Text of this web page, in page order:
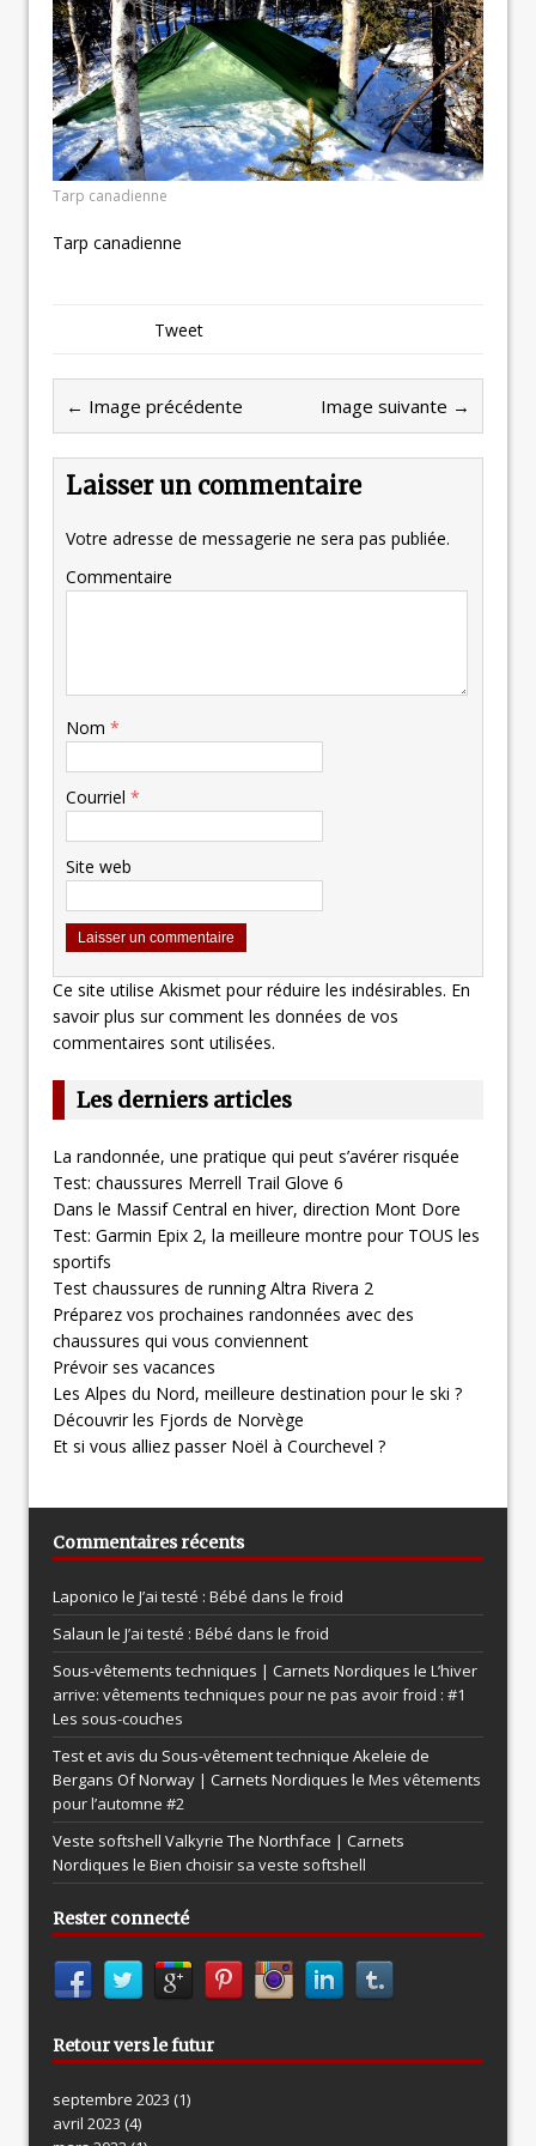
Tarp canadienne
Tarp canadienne
Tweet
← Image précédente Image suivante →
Laisser un commentaire
Votre adresse de messagerie ne sera pas publiée.
Commentaire
Nom *
Courriel *
Site web
Ce site utilise Akismet pour réduire les indésirables. En
savoir plus sur comment les données de vos
commentaires sont utilisées.
Les derniers articles
La randonnée, une pratique qui peut s’avérer risquée
Test: chaussures Merrell Trail Glove 6
Dans le Massif Central en hiver, direction Mont Dore
Test: Garmin Epix 2, la meilleure montre pour TOUS les
sportifs
Test chaussures de running Altra Rivera 2
Préparez vos prochaines randonnées avec des
chaussures qui vous conviennent
Prévoir ses vacances
Les Alpes du Nord, meilleure destination pour le ski ?
Découvrir les Fjords de Norvège
Et si vous alliez passer Noël à Courchevel ?
Commentaires récents
Laponico le J’ai testé : Bébé dans le froid
Salaun le J’ai testé : Bébé dans le froid
Sous-vêtements techniques | Carnets Nordiques le L’hiver
arrive: vêtements techniques pour ne pas avoir froid : #1
Les sous-couches
Test et avis du Sous-vêtement technique Akeleie de
Bergans Of Norway | Carnets Nordiques le Mes vêtements
pour l’automne #2
Veste softshell Valkyrie The Northface | Carnets
Nordiques le Bien choisir sa veste softshell
Rester connecté
Retour vers le futur
septembre 2023 (1)
avril 2023 (4)